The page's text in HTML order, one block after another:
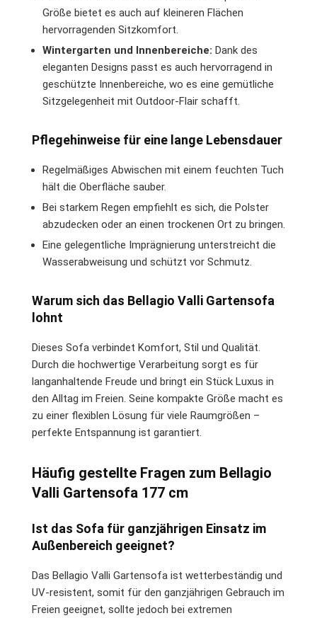
Größe bietet es auch auf kleineren Flächen
hervorragenden Sitzkomfort.
Wintergarten und Innenbereiche: Dank des
eleganten Designs passt es auch hervorragend in
geschützte Innenbereiche, wo es eine gemütliche
Sitzgelegenheit mit Outdoor-Flair schafft.
Pflegehinweise für eine lange Lebensdauer
Regelmäßiges Abwischen mit einem feuchten Tuch
hält die Oberfläche sauber.
Bei starkem Regen empfiehlt es sich, die Polster
abzudecken oder an einen trockenen Ort zu bringen.
Eine gelegentliche Imprägnierung unterstreicht die
Wasserabweisung und schützt vor Schmutz.
Warum sich das Bellagio Valli Gartensofa
lohnt
Dieses Sofa verbindet Komfort, Stil und Qualität.
Durch die hochwertige Verarbeitung sorgt es für
langanhaltende Freude und bringt ein Stück Luxus in
den Alltag im Freien. Seine kompakte Größe macht es
zu einer flexiblen Lösung für viele Raumgrößen –
perfekte Entspannung ist garantiert.
Häufig gestellte Fragen zum Bellagio
Valli Gartensofa 177 cm
Ist das Sofa für ganzjährigen Einsatz im
Außenbereich geeignet?
Das Bellagio Valli Gartensofa ist wetterbeständig und
UV-resistent, somit für den ganzjährigen Gebrauch im
Freien geeignet, sollte jedoch bei extremen